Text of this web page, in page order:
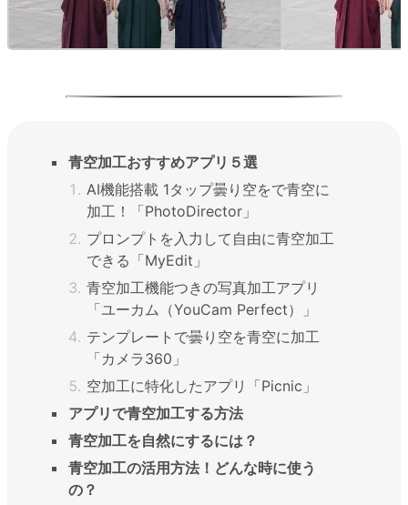
青空加工おすすめアプリ５選
AI機能搭載 1タップ曇り空をで青空に
加工！「PhotoDirector」
プロンプトを入力して自由に青空加工
できる「MyEdit」
青空加工機能つきの写真加工アプリ
「ユーカム（YouCam Perfect）」
テンプレートで曇り空を青空に加工
「カメラ360」
空加工に特化したアプリ「Picnic」
アプリで青空加工する方法
青空加工を自然にするには？
青空加工の活用方法！どんな時に使う
の？